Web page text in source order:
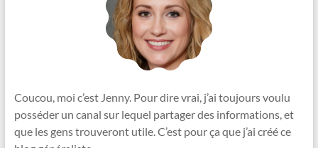
Coucou, moi c’est Jenny. Pour dire vrai, j’ai toujours voulu
posséder un canal sur lequel partager des informations, et
que les gens trouveront utile. C’est pour ça que j’ai créé ce